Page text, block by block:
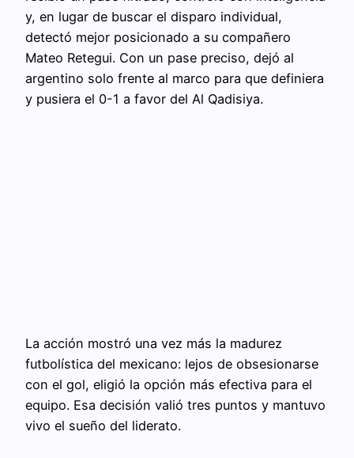
y, en lugar de buscar el disparo individual,
detectó mejor posicionado a su compañero
Mateo Retegui. Con un pase preciso, dejó al
argentino solo frente al marco para que definiera
y pusiera el 0-1 a favor del Al Qadisiya.
La acción mostró una vez más la madurez
futbolística del mexicano: lejos de obsesionarse
con el gol, eligió la opción más efectiva para el
equipo. Esa decisión valió tres puntos y mantuvo
vivo el sueño del liderato.